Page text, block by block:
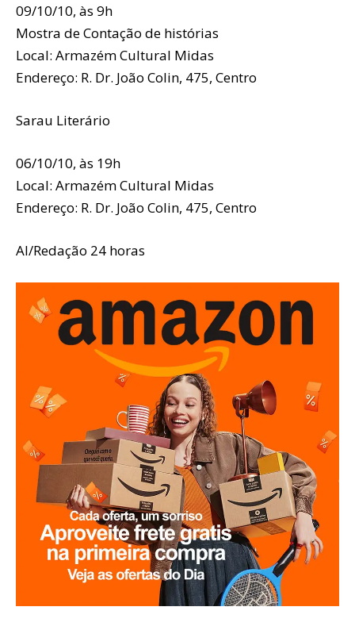
09/10/10, às 9h
Mostra de Contação de histórias
Local: Armazém Cultural Midas
Endereço: R. Dr. João Colin, 475, Centro
Sarau Literário
06/10/10, às 19h
Local: Armazém Cultural Midas
Endereço: R. Dr. João Colin, 475, Centro
AI/Redação 24 horas